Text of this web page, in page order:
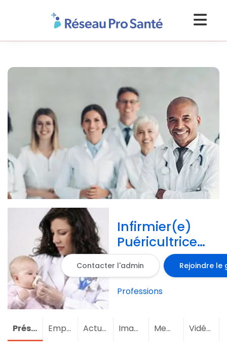
Infirmier(e)
Puéricultrice
Diplômé(e)
d'Etat (IPDE) -
RÉSEAU
Contacter l'admin Rejoindre le
Professions
Présentation Emploi Actualités Images Membres (208)
Vidéos